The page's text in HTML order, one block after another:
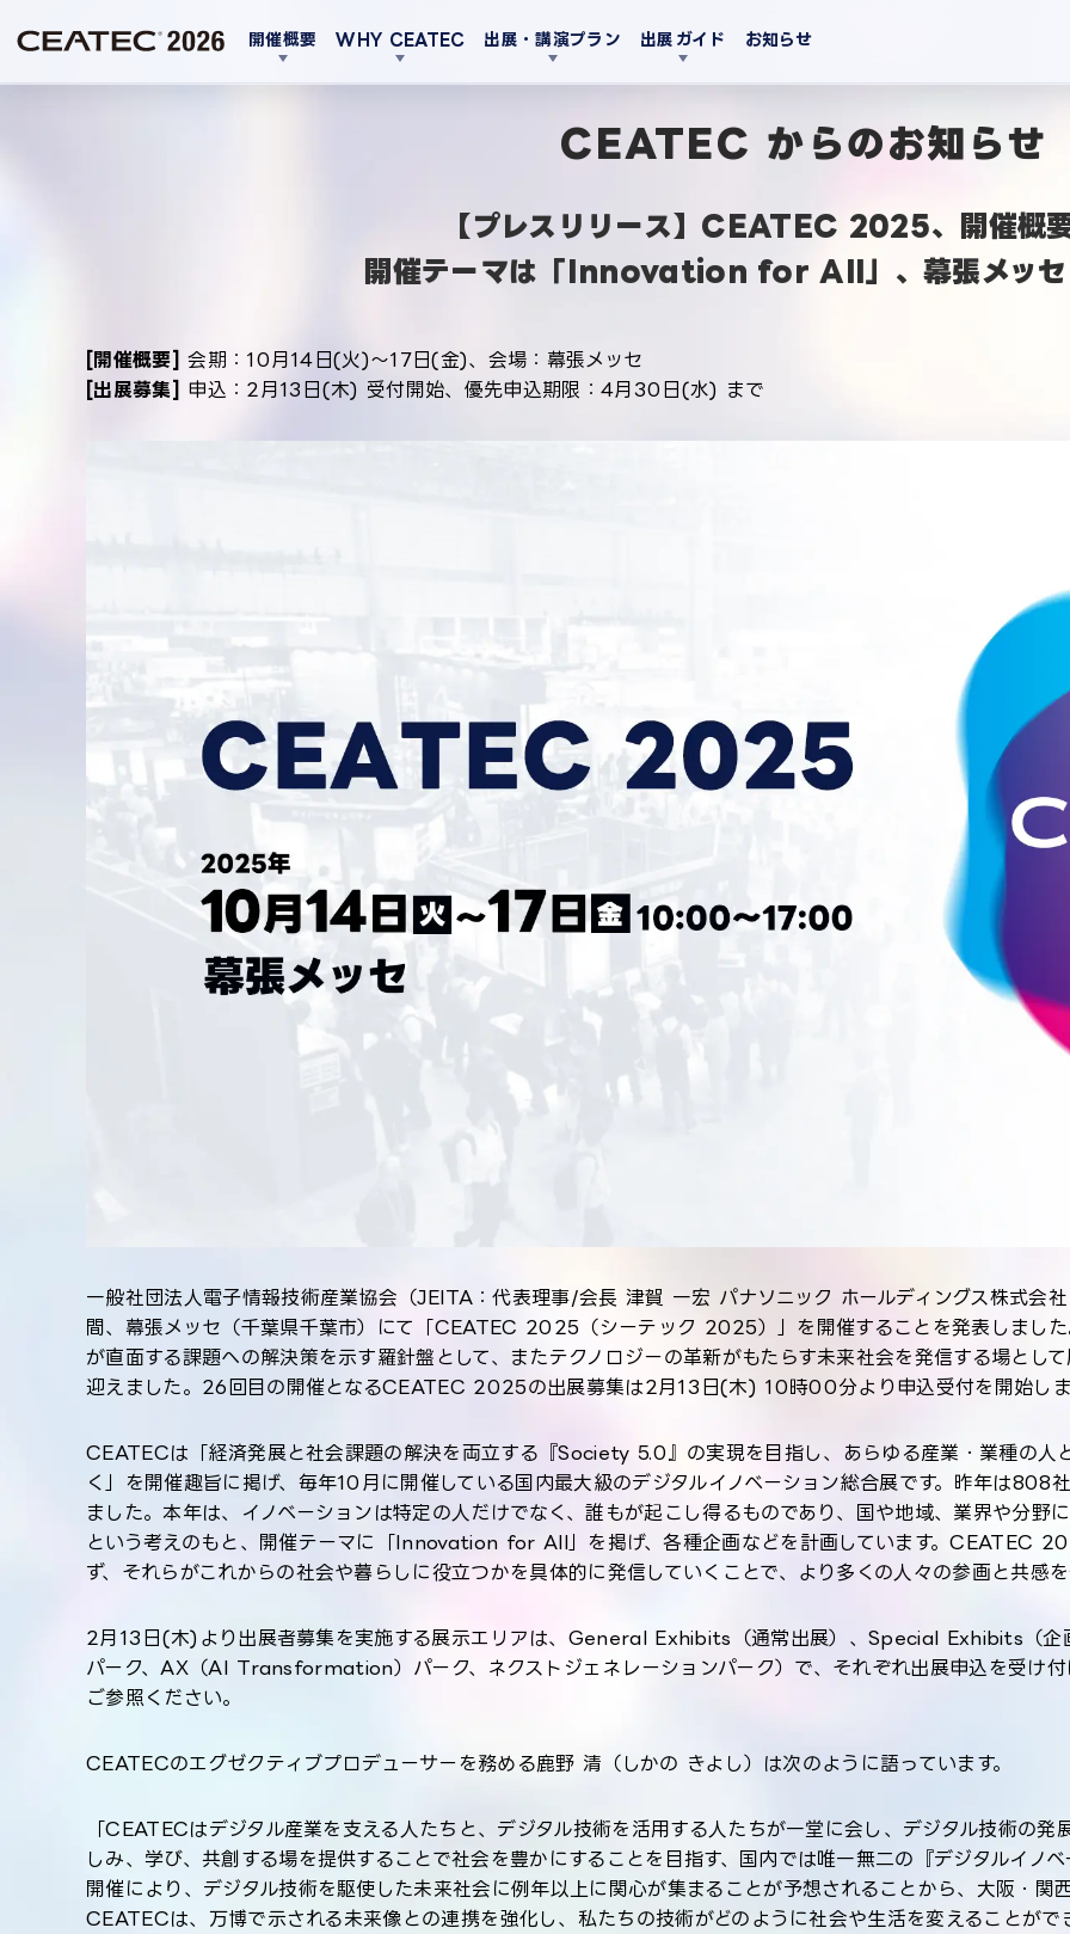
開催概要 WHY CEATEC 出展・講演プラン 出展ガイド お知らせ
CEATEC からのお知らせ
【プレスリリース】CEATEC 2025、開催概
開催テーマは「Innovation for All」、幕張メッセ
[開催概要] 会期：10月14日(火)～17日(金)、会場：幕張メッセ
[出展募集]
申込：2月13日(木) 受付開始、優先申込期限：4月30日(水) まで
一般社団法人電子情報技術産業協会（JEITA：代表理事/会長 津賀 一宏 パナソニック ホールディングス株式
間、幕張メッセ（千葉県千葉市）にて「CEATEC 2025（シーテック 2025）」を開催することを発表しまし
が直面する課題への解決策を示す羅針盤として、またテクノロジーの革新がもたらす未来社会を発信する場と
迎えました。26回目の開催となるCEATEC 2025の出展募集は2月13日(木) 10時00分より申込受付を開始し
CEATECは「経済発展と社会課題の解決を両立する『Society 5.0』の実現を目指し、あらゆる産業・業種の人
く」を開催趣旨に掲げ、毎年10月に開催している国内最大級のデジタルイノベーション総合展です。昨年は
ました。本年は、イノベーションは特定の人だけでなく、誰もが起こし得るものであり、国や地域、業界や分野
という考えのもと、開催テーマに「Innovation for All」を掲げ、各種企画などを計画しています。CEATEC
ず、それらがこれからの社会や暮らしに役立つかを具体的に発信していくことで、より多くの人々の参画と共感
2月13日(木)より出展者募集を実施する展示エリアは、General Exhibits（通常出展）、Special Exhibits（企
パーク、AX（AI Transformation）パーク、ネクストジェネレーションパーク）で、それぞれ出展申込を受け
ご参照ください。
CEATECのエグゼクティブプロデューサーを務める鹿野 清（しかの きよし）は次のように語っています。
「CEATECはデジタル産業を支える人たちと、デジタル技術を活用する人たちが一堂に会し、デジタル技術の
しみ、学び、共創する場を提供することで社会を豊かにすることを目指す、国内では唯一無二の『デジタルイノ
開催により、デジタル技術を駆使した未来社会に例年以上に関心が集まることが予想されることから、大阪・関
CEATECは、万博で示される未来像との連携を強化し、私たちの技術がどのように社会や生活を変えることがで